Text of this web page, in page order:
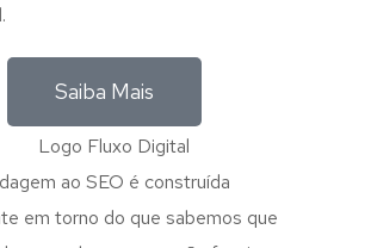
Saiba Mais
ao SEO é construída
em torno do que sabemos que